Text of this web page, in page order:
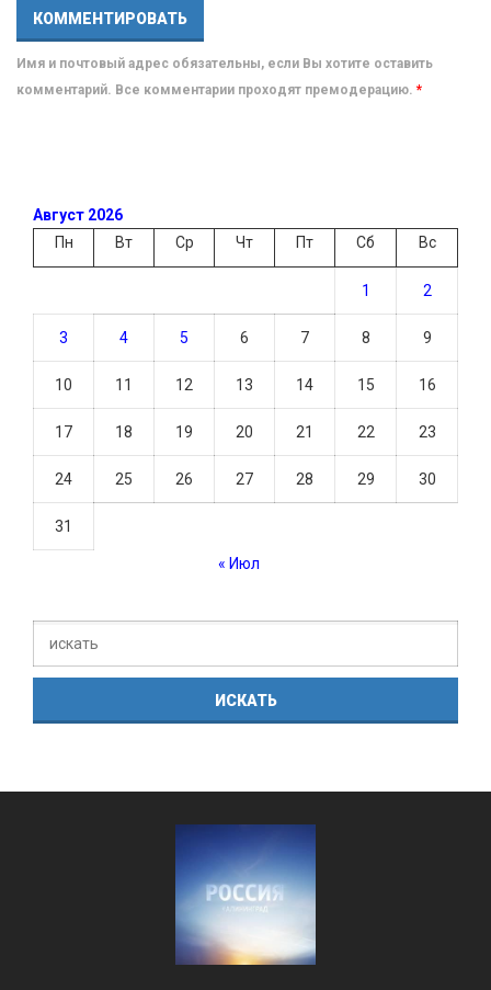
Имя и почтовый адрес обязательны, если Вы хотите оставить
комментарий. Все комментарии проходят премодерацию. *
Август 2026
Пн
Вт Ср Чт Пт Сб Вс
1 2
3 4 5 6 7 8 9
10 11 12 13 14 15 16
17 18 19 20 21 22 23
24 25 26 27 28 29 30
31
« Июл